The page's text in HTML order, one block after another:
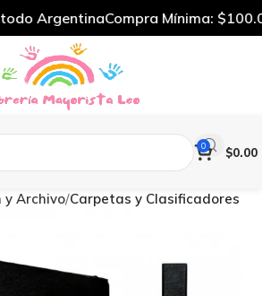
0 $0.00
y Archivo Carpetas y Clasificadores
ArgentinaCompra Mínima: